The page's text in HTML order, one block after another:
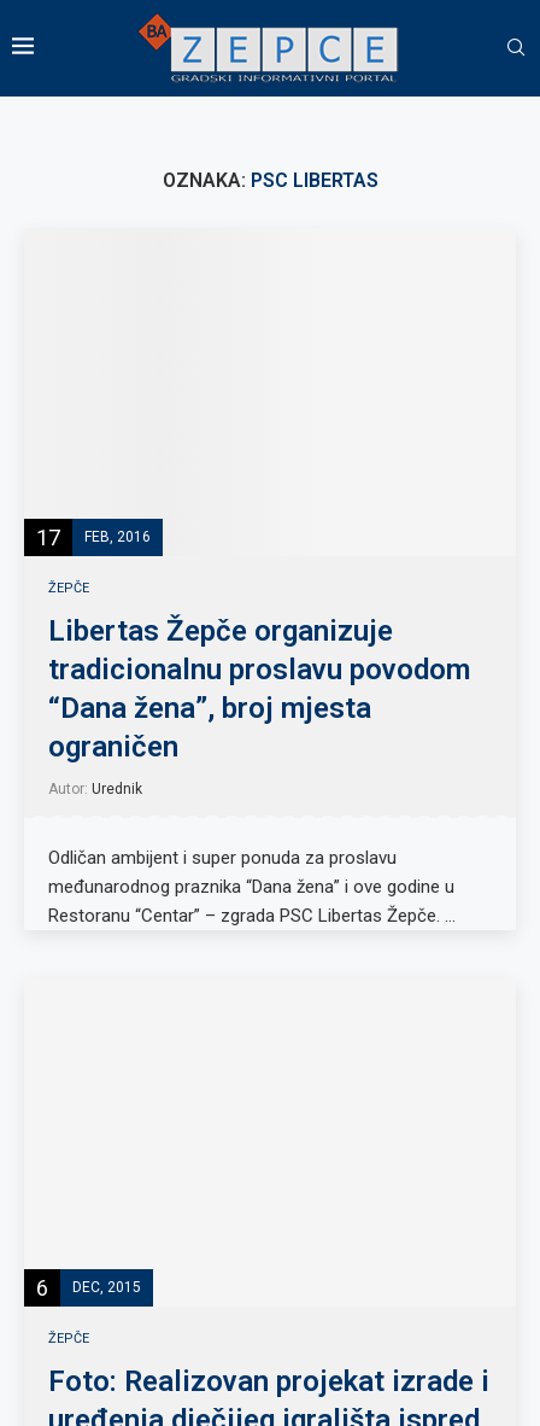
OZNAKA: PSC LIBERTAS
17 FEB, 2016
ŽEPČE
Libertas Žepče organizuje
tradicionalnu proslavu povodom
“Dana žena”, broj mjesta
ograničen
Autor: Urednik
Odličan ambijent i super ponuda za proslavu
međunarodnog praznika “Dana žena” i ove godine u
Restoranu “Centar” – zgrada PSC Libertas Žepče. …
6 DEC, 2015
ŽEPČE
Foto: Realizovan projekat izrade i